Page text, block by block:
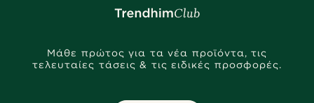
Μάθε πρώτος για τα νέα προϊόντα, τις
τελευταίες τάσεις & τις ειδικές προσφορές.